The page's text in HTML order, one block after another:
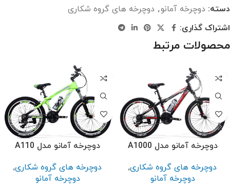
دسته: دوچرخه آمانو, دوچرخه های گروه شکاری
اشتراک گذاری:
محصولات مرتبط
دوچرخه آمانو مدل A1000
دوچرخه های گروه شکاری,
دوچرخه آمانو
دوچرخه آمانو مدل A110
دوچرخه های گروه شکاری,
دوچرخه آمانو